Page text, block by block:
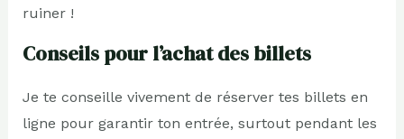
ruiner !
Conseils pour l’achat des billets
Je te conseille vivement de réserver tes billets en
ligne pour garantir ton entrée, surtout pendant les